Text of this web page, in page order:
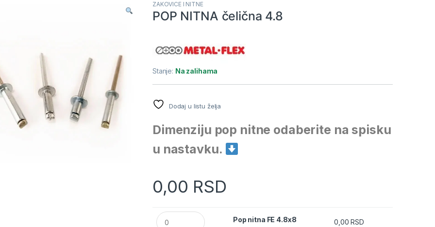
ZAKOVICE I NITNE
POP NITNA čelična 4.8
Stanje: Na zalihama
Dodaj u listu želja
Dimenziju pop nitne odaberite na spisku
u nastavku.
0,00 RSD
Pop nitna FE 4.8x8 quantity
Pop nitna FE 4.8x8 0,00RSD